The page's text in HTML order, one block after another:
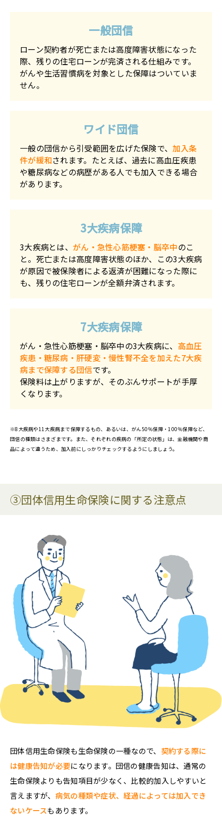
一般団信
ローン契約者が死亡または高度障害状態になった
際、残りの住宅ローンが完済される仕組みです。
がんや生活習慣病を対象とした保障はついていま
せん。
ワイド団信
一般の団信から引受範囲を広げた保険で、加入条
件が緩和されます。たとえば、過去に高血圧疾患
や糖尿病などの病歴がある人でも加入できる場合
があります。
3大疾病保障
3大疾病とは、 がん・急性心筋梗塞・脳卒中のこ
と。死亡または高度障害状態のほか、この3大疾病
が原因で被保険者による返済が困難になった際に
も、残りの住宅ローンが全額弁済されます。
7大疾病保障
がん・急性心筋梗塞・脳卒中の3大疾病に、 高血圧
疾患・糖尿病・肝硬変・慢性腎不全を加えた7大疾
病まで保障する団信です。
保険料は上がりますが、そのぶんサポートが手厚
くなります。
※8大疾病や11大疾病まで保障するもの、あるいは、がん50％保障・100％保障など、
団信の種類はさまざまです。また、それぞれの疾病の「所定の状態」は、金融機関や商
品によって違うため、加入前にしっかりチェックするようにしましょう。
③団体信用生命保険に関する注意点
団体信用生命保険も生命保険の一種なので、 契約する際に
は健康告知が必要になります。団信の健康告知は、通常の
生命保険よりも告知項目が少なく、比較的加入しやすいと
言えますが、 病気の種類や症状、経過によっては加入でき
ないケースもあります。